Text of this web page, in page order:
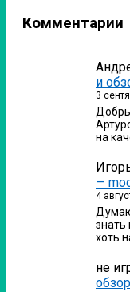
Комментарии
и
3
на
—
4
знать
хоть
не